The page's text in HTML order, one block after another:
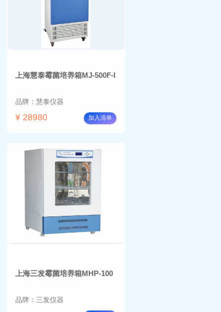
上海慧泰霉菌培养箱MJ-500F-I
品牌：慧泰仪器
¥ 28980 加入清单
上海三发霉菌培养箱MHP-100
品牌：三发仪器